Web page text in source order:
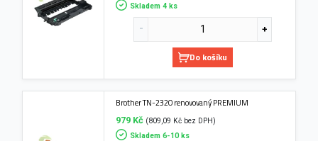
Skladem 4 ks
Do košíku
Brother TN-2320 renovovaný PREMIUM
979 Kč (809,09 Kč bez DPH)
Skladem 6-10 ks